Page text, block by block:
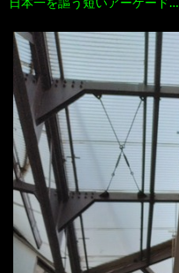
日本一を謳う短いアーケード…